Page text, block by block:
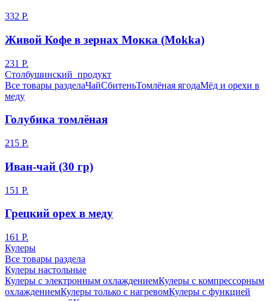
332 Р.
Живой Кофе в зернах Мокка (Mokka)
231 Р.
Столбушинский продукт
Все товары разделаЧайСбитеньТомлёная ягодаМёд и орехи в
меду
Голубика томлёная
215 Р.
Иван-чай (30 гр)
151 Р.
Грецкий орех в меду
161 Р.
Кулеры
Все товары раздела
Кулеры настольные
Кулеры с электронным охлаждениемКулеры с компрессорным
охлаждениемКулеры только с нагревомКулеры с функцией